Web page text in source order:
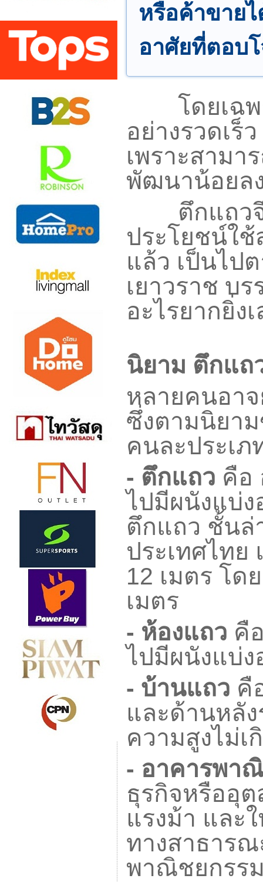
หรือค้าขาย
อาศัยที่ตอบ
โดยเฉพา
อย่างรวดเร็ว
เพราะสามา
พัฒนาน้อยล
ตึกแถวจึง
ประโยชน์ใ
แล้ว เป็นไป
เยาวราช บ
อะไรยากยิ่ง
นิยาม ตึกแถ
หลายคนอา
ซึ่งตามนิยา
คนละประเ
- ตึกแถว คือ
ไปมีผนังแบ่
ตึกแถว ชั้นล่
ประเทศไท
12 เมตร โด
เมตร
- ห้องแถว คื
ไปมีผนังแบ่
- บ้านแถว คื
และด้านหลั
ความสูงไม่
- อาคารพา
ธุรกิจหรืออุ
แรงม้า และ
ทางสาธาร
พาณิชยกรร